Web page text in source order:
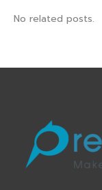
No related posts.